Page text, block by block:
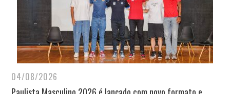
04/08/2026